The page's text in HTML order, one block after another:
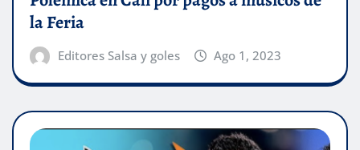
la Feria
Editores Salsa y goles Ago 1, 2023